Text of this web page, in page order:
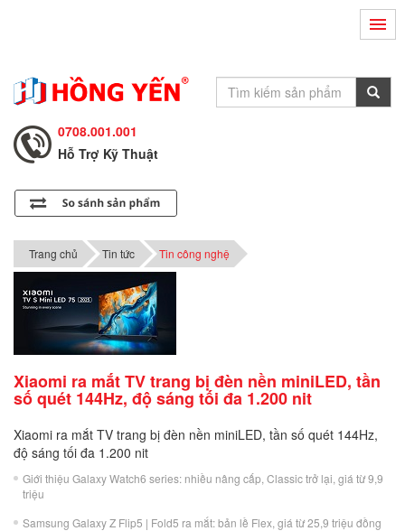
0708.002.002
Tư Vấn Bán Hàng
Hỗ Trợ Kỹ Thuật
0708.002.002
0708.001.001
Trang chủ Tin tức Tin công nghệ
Xiaomi ra mắt TV trang bị đèn nền miniLED, tần
số quét 144Hz, độ sáng tối đa 1.200 nit
Xiaomi ra mắt TV trang bị đèn nền miniLED, tần số quét 144Hz,
độ sáng tối đa 1.200 nit
Giới thiệu Galaxy Watch6 series: nhiều nâng cấp, Classic trở lại, giá từ 9,9
triệu
Samsung Galaxy Z Flip5 | Fold5 ra mắt: bản lề Flex, giá từ 25,9 triệu đồng